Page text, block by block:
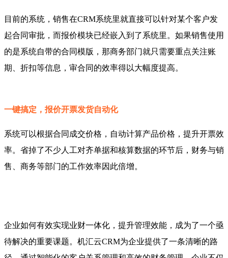
目前的系统，销售在CRM系统里就直接可以针对某个客户发
起合同审批，而报价模块已经嵌入到了系统里。如果销售使用
的是系统自带的合同模版，那商务部门就只需要重点关注账
期、折扣等信息，审合同的效率得以大幅度提高。
一键搞定，报价开票发货自动化
系统可以根据合同成交价格，自动计算产品价格，提升开票效
率。省掉了不少人工对齐单据和核算数据的环节后，财务与销
售、商务等部门的工作效率因此倍增。
企业如何有效实现业财一体化，提升管理效能，成为了一个亟
待解决的重要课题。机汇云CRM为企业提供了一条清晰的路